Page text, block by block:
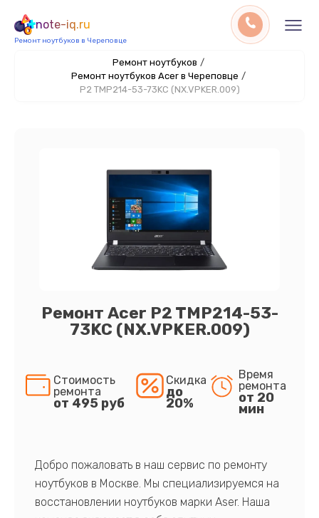
note-iq.ru
Ремонт ноутбуков в Череповце
Ремонт ноутбуков /
Ремонт ноутбуков Acer в Череповце /
P2 TMP214-53-73KC (NX.VPKER.009)
Ремонт Acer P2 TMP214-53-
73KC (NX.VPKER.009)
Стоимость
ремонта
от 495 руб
Скидка
до
20%
Время
ремонта
от 20
мин
Добро пожаловать в наш сервис по ремонту
ноутбуков в Москве. Мы специализируемся на
восстановлении ноутбуков марки Aser. Наша